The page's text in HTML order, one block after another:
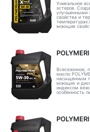
Уникальное
эстеров.
улучшенными
свойства и
моющие
Всесезонное,
масло
насыщенным
моющих и
индексом
особенность